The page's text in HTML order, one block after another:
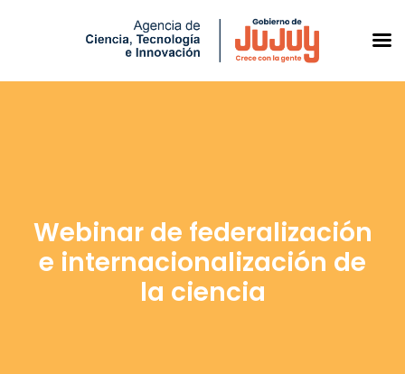
Webinar de federalización
e internacionalización de
la ciencia